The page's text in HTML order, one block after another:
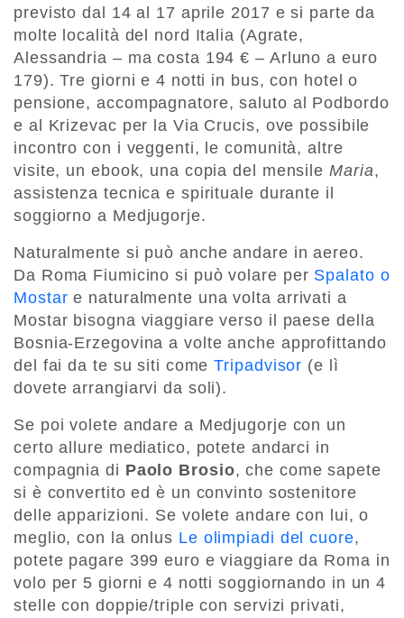
previsto dal 14 al 17 aprile 2017 e si parte da
molte località del nord Italia (Agrate,
Alessandria – ma costa 194 € – Arluno a euro
179). Tre giorni e 4 notti in bus, con hotel o
pensione, accompagnatore, saluto al Podbordo
e al Krizevac per la Via Crucis, ove possibile
incontro con i veggenti, le comunità, altre
visite, un ebook, una copia del mensile Maria,
assistenza tecnica e spirituale durante il
soggiorno a Medjugorje.
Naturalmente si può anche andare in aereo.
Da Roma Fiumicino si può volare per Spalato o
Mostare naturalmente una volta arrivati a
Mostar bisogna viaggiare verso il paese della
Bosnia-Erzegovina a volte anche approfittando
del fai da te su siti comeTripadvisor (e lì
dovete arrangiarvi da soli).
Se poi volete andare a Medjugorje con un
certo allure mediatico, potete andarci in
compagnia di Paolo Brosio, che come sapete
si è convertito ed è un convinto sostenitore
delle apparizioni. Se volete andare con lui, o
meglio, con la onlus Le olimpiadi del cuore,
potete pagare 399 euro e viaggiare da Roma in
volo per 5 giorni e 4 notti soggiornando in un 4
stelle con doppie/triple con servizi privati,